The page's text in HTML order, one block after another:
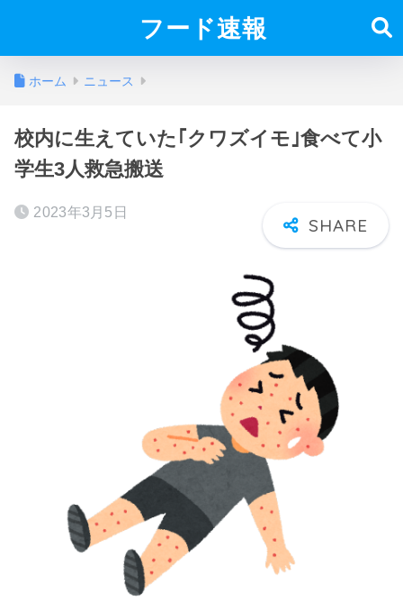
フード速報
ホーム ニュース
校内に生えていた｢クワズイモ｣食べて小
学生3人救急搬送
2023年3月5日